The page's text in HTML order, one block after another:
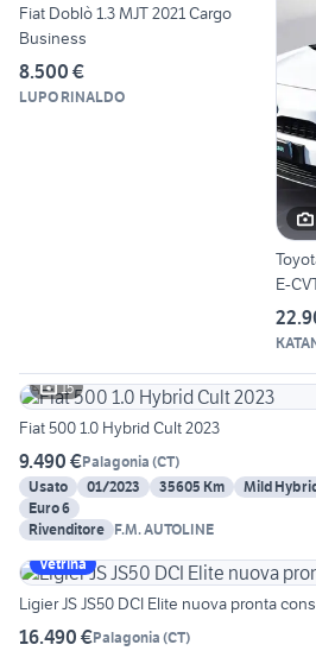
Fiat Doblò 1.3 MJT 2021 Cargo
Business
8.500 €
LUPO RINALDO
E-
15
Fiat 500 1.0 Hybrid Cult 2023
9.490 €Palagonia (CT)
Usato
01/2023 35605 Km Mild
Euro 6
Rivenditore F.M. AUTOLINE
Vetrina
Ligier JS JS50 DCI Elite nuova pronta
16.490 €Palagonia (CT)